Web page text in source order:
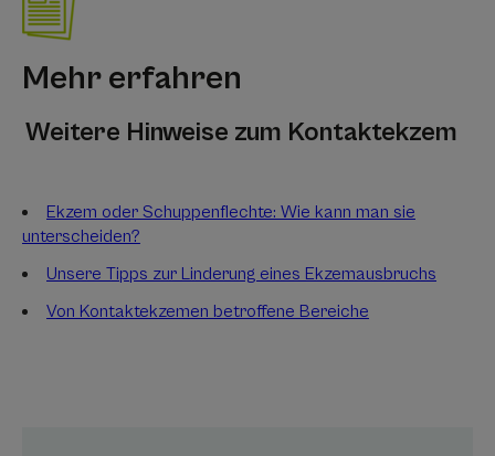
Mehr erfahren
Weitere Hinweise zum Kontaktekzem
Ekzem oder Schuppenflechte: Wie kann man sie
unterscheiden?
Unsere Tipps zur Linderung eines Ekzemausbruchs
Von Kontaktekzemen betroffene Bereiche